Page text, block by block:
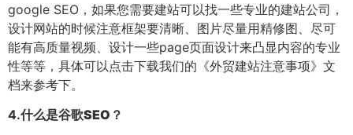
google SEO，如果您需要建站可以找一些专业的建站公司，
设计网站的时候注意框架要清晰、图片尽量用精修图、尽可
能有高质量视频、设计一些page页面设计来凸显内容的专业
性等等，具体可以点击下载我们的《外贸建站注意事项》文
档来参考下。
4.什么是谷歌SEO？